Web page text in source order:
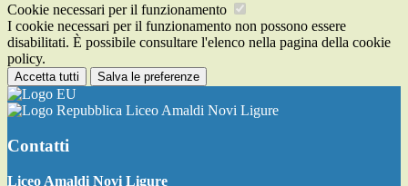
Cookie necessari per il funzionamento
I cookie necessari per il funzionamento non possono essere
disabilitati. È possibile consultare l'elenco nella pagina della cookie
policy.
Accetta tutti Salva le preferenze
Liceo Amaldi Novi Ligure
Contatti
Liceo Amaldi Novi Ligure